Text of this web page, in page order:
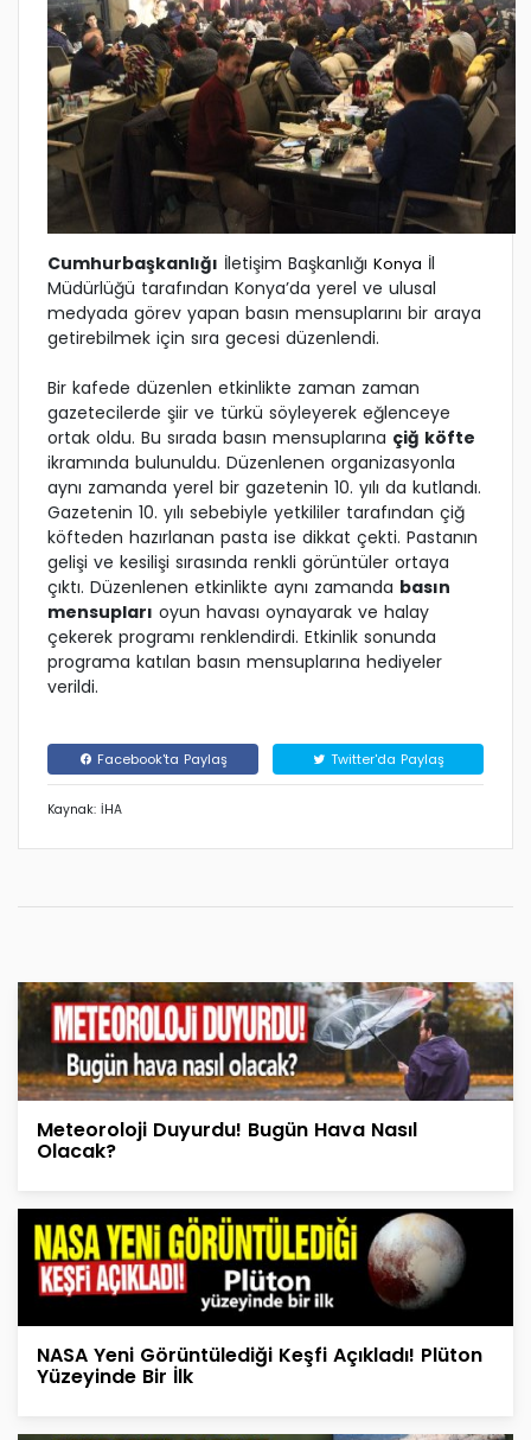
Cumhurbaşkanlığı İletişim Başkanlığı Konya İl
Müdürlüğü tarafından Konya’da yerel ve ulusal
medyada görev yapan basın mensuplarını bir araya
getirebilmek için sıra gecesi düzenlendi.
Bir kafede düzenlen etkinlikte zaman zaman
gazetecilerde şiir ve türkü söyleyerek eğlenceye
ortak oldu. Bu sırada basın mensuplarına çiğ köfte
ikramında bulunuldu. Düzenlenen organizasyonla
aynı zamanda yerel bir gazetenin 10. yılı da kutlandı.
Gazetenin 10. yılı sebebiyle yetkililer tarafından çiğ
köfteden hazırlanan pasta ise dikkat çekti. Pastanın
gelişi ve kesilişi sırasında renkli görüntüler ortaya
çıktı. Düzenlenen etkinlikte aynı zamanda basın
mensupları oyun havası oynayarak ve halay
çekerek programı renklendirdi. Etkinlik sonunda
programa katılan basın mensuplarına hediyeler
verildi.
Facebook'ta Paylaş Twitter'da Paylaş
Kaynak: İHA
Meteoroloji Duyurdu! Bugün Hava Nasıl
Olacak?
NASA Yeni Görüntülediği Keşfi Açıkladı! Plüton
Yüzeyinde Bir İlk